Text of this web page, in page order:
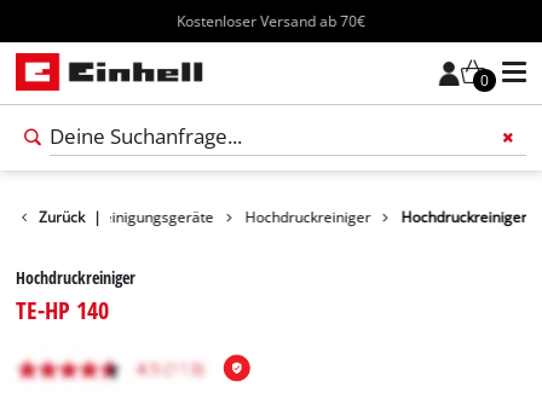
Kostenloser Versand ab 70€
0
Zurück |
Produkte Reinigungsgeräte Hochdruckreiniger Hochdruckreiniger
Hochdruckreiniger
TE-HP 140